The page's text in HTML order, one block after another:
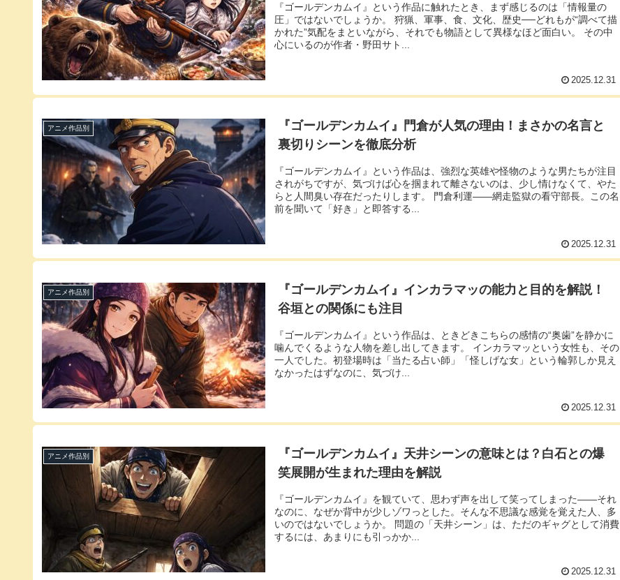
『ゴールデンカムイ』という作品に触れたとき、まず感じるのは「情報量の
圧」ではないでしょうか。 狩猟、軍事、食、文化、歴史──どれもが“調べて描
かれた”気配をまといながら、それでも物語として異様なほど面白い。 その中
心にいるのが作者・野田サト...
2025.12.31
アニメ作品別
『ゴールデンカムイ』門倉が人気の理由！まさかの名言と
裏切りシーンを徹底分析
『ゴールデンカムイ』という作品は、強烈な英雄や怪物のような男たちが注目
されがちですが、気づけば心を掴まれて離さないのは、少し情けなくて、やた
らと人間臭い存在だったりします。 門倉利運――網走監獄の看守部長。この名
前を聞いて「好き」と即答する...
2025.12.31
アニメ作品別
『ゴールデンカムイ』インカラマッの能力と目的を解説！
谷垣との関係にも注目
『ゴールデンカムイ』という作品は、ときどきこちらの感情の“奥歯”を静かに
噛んでくるような人物を差し出してきます。 インカラマッという女性も、その
一人でした。初登場時は「当たる占い師」「怪しげな女」という輪郭しか見え
なかったはずなのに、気づけ...
2025.12.31
アニメ作品別
『ゴールデンカムイ』天井シーンの意味とは？白石との爆
笑展開が生まれた理由を解説
『ゴールデンカムイ』を観ていて、思わず声を出して笑ってしまった――それ
なのに、なぜか背中が少しゾワっとした。そんな不思議な感覚を覚えた人、多
いのではないでしょうか。 問題の「天井シーン」は、ただのギャグとして消費
するには、あまりにも引っかか...
2025.12.31